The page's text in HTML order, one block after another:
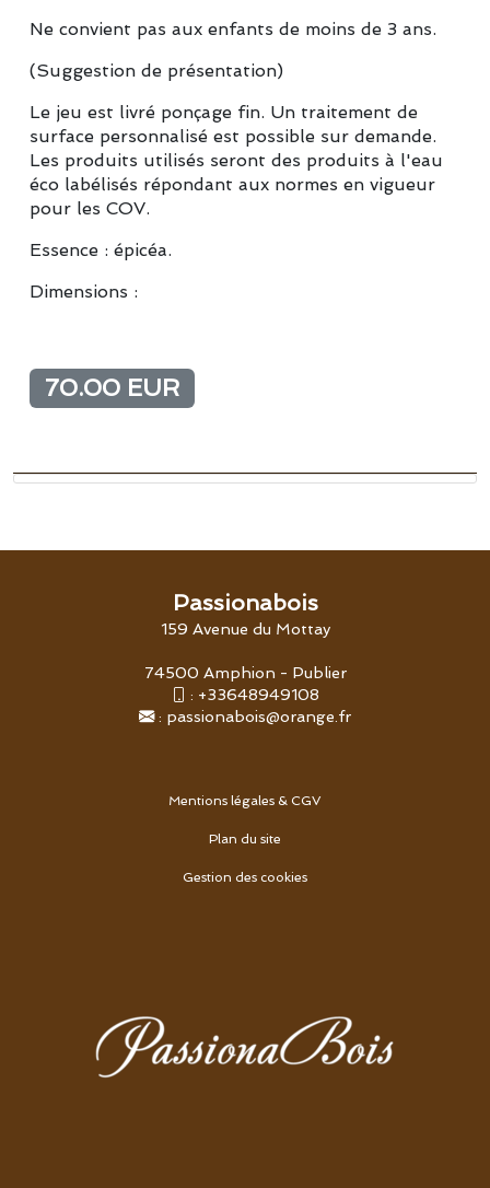
Ne convient pas aux enfants de moins de 3 ans.
(Suggestion de présentation)
Le jeu est livré ponçage fin. Un traitement de
surface personnalisé est possible sur demande.
Les produits utilisés seront des produits à l'eau
éco labélisés répondant aux normes en vigueur
pour les COV.
Essence : épicéa.
Dimensions :
70.00 EUR
Passionabois
159 Avenue du Mottay
74500 Amphion - Publier
: +33648949108
: passionabois@orange.fr
Mentions légales & CGV
Plan du site
Gestion des cookies